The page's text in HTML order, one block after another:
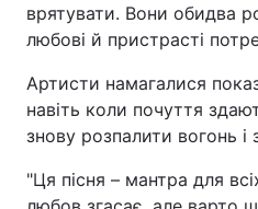
Україна
Спорт
врятувати. Вони обидва
любові й пристрасті
Артисти намагалися
навіть коли почуття
знову розпалити вогонь і
"Ця пісня – мантра для